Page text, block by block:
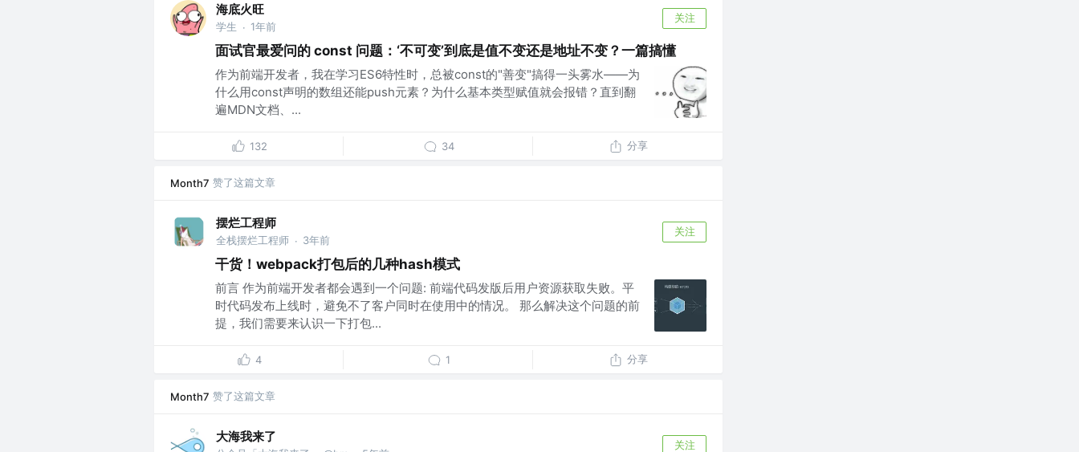
海底火旺
学生 · 1年前
关注
面试官最爱问的 const 问题：‘不可变’到底是值不变还是地址不变？一篇搞懂
作为前端开发者，我在学习ES6特性时，总被const的"善变"搞得一头雾水——为
什么用const声明的数组还能push元素？为什么基本类型赋值就会报错？直到翻
遍MDN文档、...
132 34 分享
Month7 赞了这篇文章
摆烂工程师
全栈摆烂工程师 · 3年前
关注
干货！webpack打包后的几种hash模式
前言 作为前端开发者都会遇到一个问题: 前端代码发版后用户资源获取失败。平
时代码发布上线时，避免不了客户同时在使用中的情况。 那么解决这个问题的前
提，我们需要来认识一下打包...
4 1 分享
Month7 赞了这篇文章
大海我来了
关注